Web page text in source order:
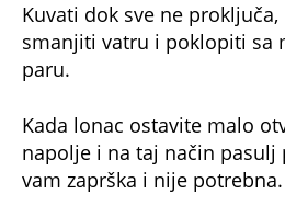
Kuvati dok sve ne
smanjiti vatru i poklopiti sa
paru.
Kada lonac ostavite malo
napolje i na taj način pasulj
vam zaprška i nije potrebna.